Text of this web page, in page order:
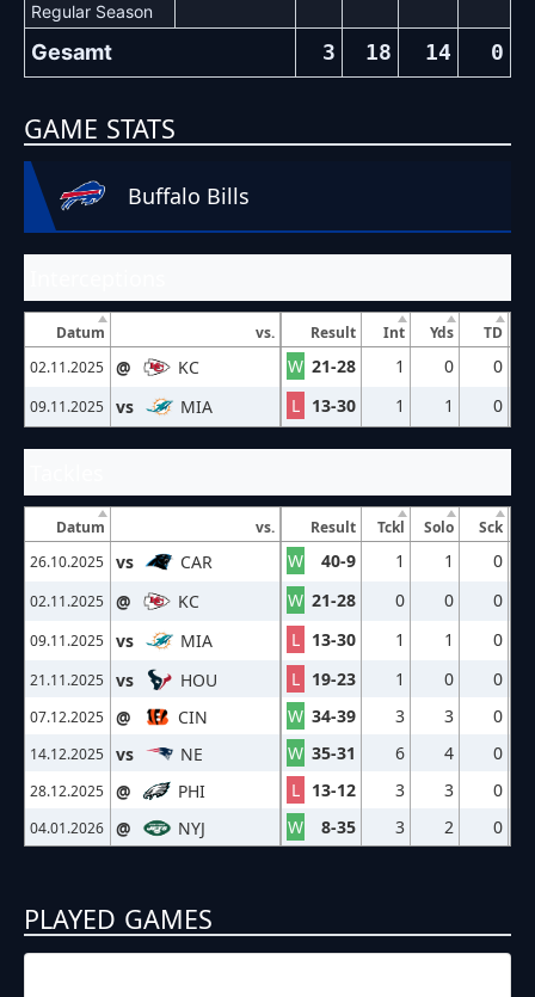
Regular Season
Gesamt 3 18 14 0
GAME STATS
Buffalo Bills
Datum vs. Result Int Yds
TD
02.11.2025 @ KC W 21-28 1 0 0
09.11.2025 vs MIA L 13-30 1 1 0
Datum vs. Result Tckl Solo
Sck
26.10.2025 vs CAR W 40-9 1 1 0
02.11.2025 @ KC W 21-28 0 0 0
09.11.2025 vs MIA L 13-30 1 1 0
21.11.2025 vs HOU L 19-23 1 0 0
07.12.2025 @ CIN W 34-39 3 3 0
14.12.2025 vs NE W 35-31 6 4 0
28.12.2025 @ PHI L 13-12 3 3 0
04.01.2026 @ NYJ W 8-35 3 2 0
PLAYED GAMES